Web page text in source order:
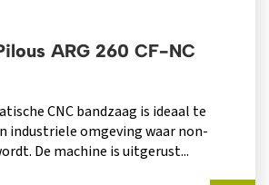
ARG 260 CF-NC
CNC bandzaag is ideaal te
industriele omgeving waar non-
De machine is uitgerust...